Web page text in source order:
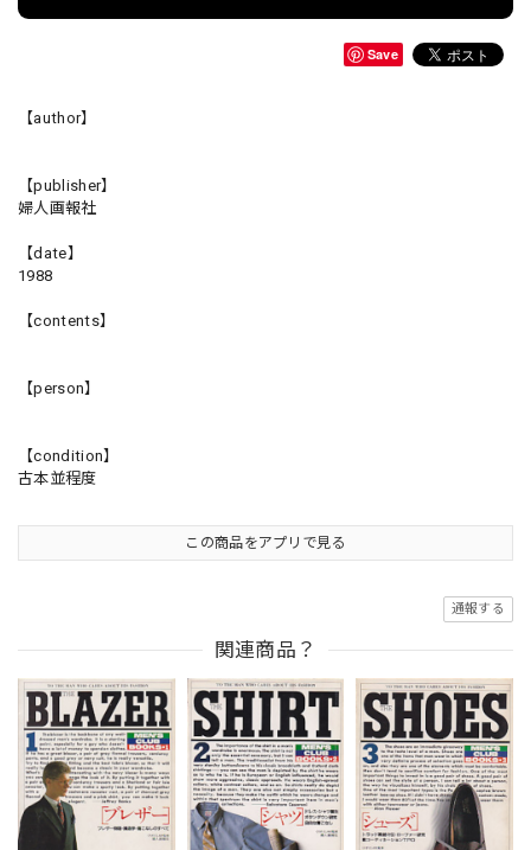
Save
【author】
【publisher】
婦人画報社
【date】
1988
【contents】
【person】
【condition】
古本並程度
この商品をアプリで見る
通報する
関連商品？